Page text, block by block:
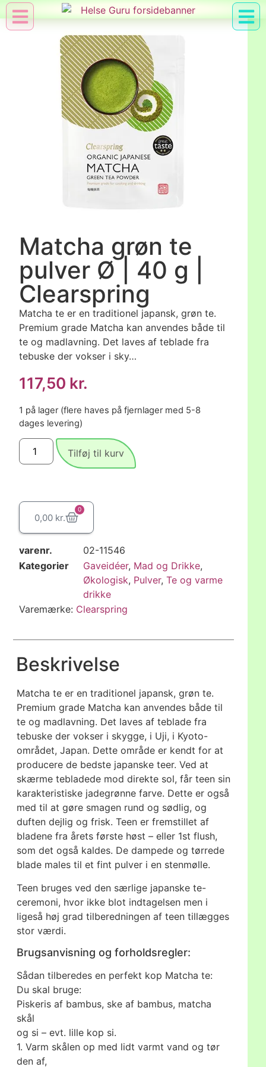
Matcha grøn te
pulver Ø | 40 g |
Clearspring
Matcha te er en traditionel japansk, grøn te.
Premium grade Matcha kan anvendes både til
te og madlavning. Det laves af teblade fra
tebuske der vokser i sky…
117,50 kr.
1 på lager (flere haves på fjernlager med 5-8
dages levering)
Tilføj til kurv
0,00 kr.
0
varenr.
02-11546
Kategorier
Gaveidéer, Mad og Drikke,
Økologisk, Pulver,Te og varme
drikke
Varemærke: Clearspring
Beskrivelse
Matcha te er en traditionel japansk, grøn te.
Premium grade Matcha kan anvendes både til
te og madlavning. Det laves af teblade fra
tebuske der vokser i skygge, i Uji, i Kyoto-
området, Japan. Dette område er kendt for at
producere de bedste japanske teer. Ved at
skærme tebladede mod direkte sol, får teen sin
karakteristiske jadegrønne farve. Dette er også
med til at gøre smagen rund og sødlig, og
duften dejlig og frisk. Teen er fremstillet af
bladene fra årets første høst – eller 1st flush,
som det også kaldes. De dampede og tørrede
blade males til et fint pulver i en stenmølle.
Teen bruges ved den særlige japanske te-
ceremoni, hvor ikke blot indtagelsen men i
ligeså høj grad tilberedningen af teen tillægges
stor værdi.
Brugsanvisning og forholdsregler:
Sådan tilberedes en perfekt kop Matcha te:
Du skal bruge:
Piskeris af bambus, ske af bambus, matcha
skål
og si – evt. lille kop si.
1. Varm skålen op med lidt varmt vand og tør
den af,